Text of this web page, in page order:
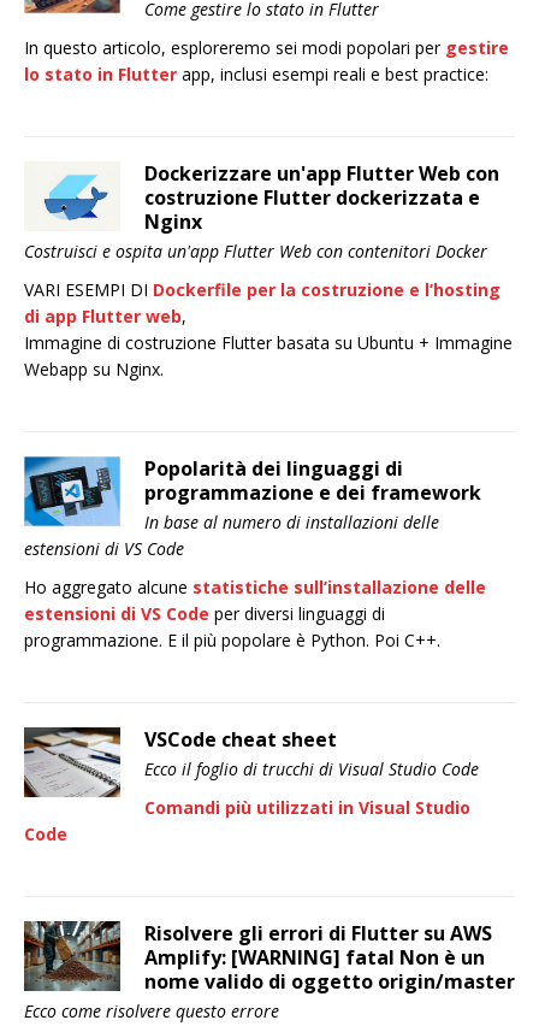
Come gestire lo stato in Flutter
In questo articolo, esploreremo sei modi popolari per gestire
lo stato in Flutter app, inclusi esempi reali e best practice:
Dockerizzare un'app Flutter Web con
costruzione Flutter dockerizzata e
Nginx
Costruisci e ospita un'app Flutter Web con contenitori Docker
VARI ESEMPI DI Dockerfile per la costruzione e l’hosting
di app Flutter web,
Immagine di costruzione Flutter basata su Ubuntu + Immagine
Webapp su Nginx.
Popolarità dei linguaggi di
programmazione e dei framework
In base al numero di installazioni delle
estensioni di VS Code
Ho aggregato alcune statistiche sull’installazione delle
estensioni di VS Code per diversi linguaggi di
programmazione. E il più popolare è Python. Poi C++.
VSCode cheat sheet
Ecco il foglio di trucchi di Visual Studio Code
Comandi più utilizzati in Visual Studio
Code
Risolvere gli errori di Flutter su AWS
Amplify: [WARNING] fatal Non è un
nome valido di oggetto origin/master
Ecco come risolvere questo errore